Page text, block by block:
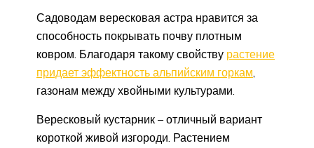
Садоводам вересковая астра нравится за
способность покрывать почву плотным
ковром. Благодаря такому свойству растение
придает эффектность альпийским горкам,
газонам между хвойными культурами.
Вересковый кустарник – отличный вариант
короткой живой изгороди. Растением